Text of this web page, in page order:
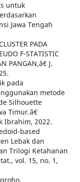
untuk
Jawa Tengah
PADA
F-STATISTIC
PANGAN,â€ J.
pada
metode
Silhouette
Timur.â€
Ibrahim, 2022.
based
Lebak dan
Trilogi Ketahanan
vol. 15, no. 1,